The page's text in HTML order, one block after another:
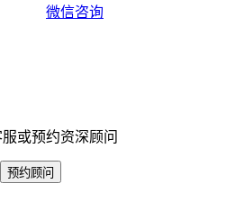
微信咨询
或预约资深顾问